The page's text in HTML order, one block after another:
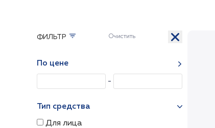
ФИЛЬТР
По цене
Тип средства
Для лица